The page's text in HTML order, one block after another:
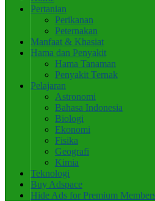
Pertanian
Perikanan
Peternakan
Manfaat & Khasiat
Hama dan Penyakit
Hama Tanaman
Penyakit Ternak
Pelajaran
Astronomi
Bahasa Indonesia
Biologi
Ekonomi
Fisika
Geografi
Kimia
Teknologi
Buy Adspace
Hide Ads for Premium